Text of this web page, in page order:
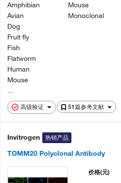
高级验证 51篇参考文献
Amphibian
Avian
Dog
Fruit fly
Fish
Flatworm
Human
Mouse
...
Mouse
Monoclonal
Invitrogen 热销产品
TOMM20 Polyclonal Antibody
价格(元)